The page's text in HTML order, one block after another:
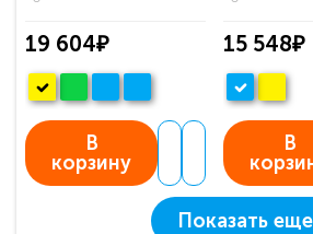
19 604₽
В
корзину
15 548₽
В
Показать еще